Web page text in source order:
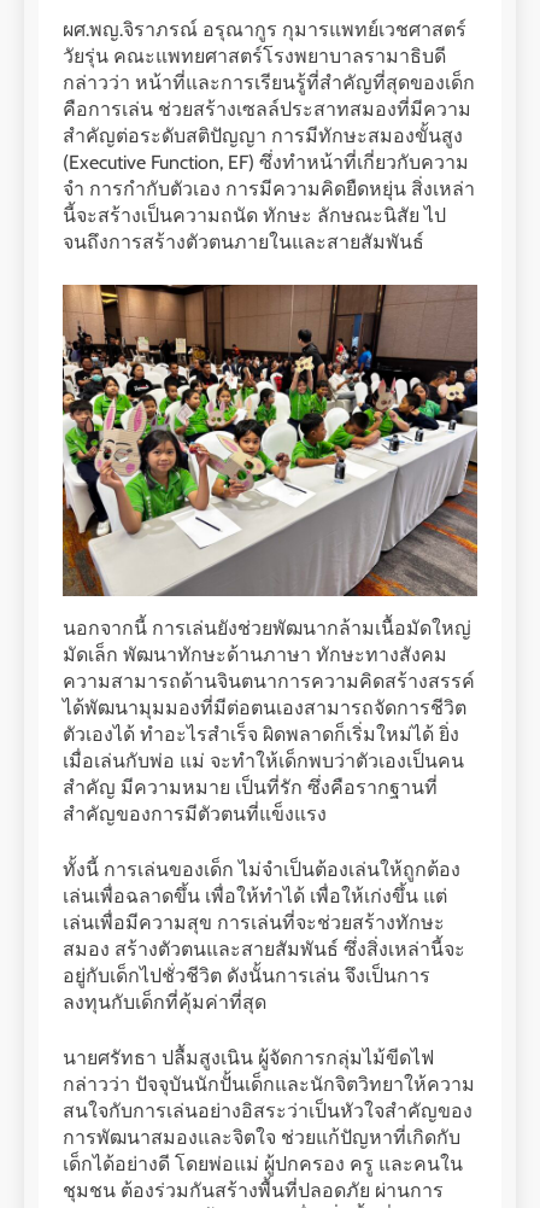
ผศ.พญ.จิราภรณ์ อรุณากูร กุมารแพทย์เวชศาสตร์
วัยรุ่น คณะแพทยศาสตร์โรงพยาบาลรามาธิบดี
กล่าวว่า หน้าที่และการเรียนรู้ที่สำคัญที่สุดของเด็ก
คือการเล่น ช่วยสร้างเซลล์ประสาทสมองที่มีความ
สำคัญต่อระดับสติปัญญา การมีทักษะสมองขั้นสูง
(Executive Function, EF) ซึ่งทำหน้าที่เกี่ยวกับความ
จำ การกำกับตัวเอง การมีความคิดยืดหยุ่น สิ่งเหล่า
นี้จะสร้างเป็นความถนัด ทักษะ ลักษณะนิสัย ไป
จนถึงการสร้างตัวตนภายในและสายสัมพันธ์
นอกจากนี้ การเล่นยังช่วยพัฒนากล้ามเนื้อมัดใหญ่
มัดเล็ก พัฒนาทักษะด้านภาษา ทักษะทางสังคม
ความสามารถด้านจินตนาการความคิดสร้างสรรค์
ได้พัฒนามุมมองที่มีต่อตนเองสามารถจัดการชีวิต
ตัวเองได้ ทำอะไรสำเร็จ ผิดพลาดก็เริ่มใหม่ได้ ยิ่ง
เมื่อเล่นกับพ่อ แม่ จะทำให้เด็กพบว่าตัวเองเป็นคน
สำคัญ มีความหมาย เป็นที่รัก ซึ่งคือรากฐานที่
สำคัญของการมีตัวตนที่แข็งแรง
ทั้งนี้ การเล่นของเด็ก ไม่จำเป็นต้องเล่นให้ถูกต้อง
เล่นเพื่อฉลาดขึ้น เพื่อให้ทำได้ เพื่อให้เก่งขึ้น แต่
เล่นเพื่อมีความสุข การเล่นที่จะช่วยสร้างทักษะ
สมอง สร้างตัวตนและสายสัมพันธ์ ซึ่งสิ่งเหล่านี้จะ
อยู่กับเด็กไปชั่วชีวิต ดังนั้นการเล่น จึงเป็นการ
ลงทุนกับเด็กที่คุ้มค่าที่สุด
นายศรัทธา ปลื้มสูงเนิน ผู้จัดการกลุ่มไม้ขีดไฟ
กล่าวว่า ปัจจุบันนักปั้นเด็กและนักจิตวิทยาให้ความ
สนใจกับการเล่นอย่างอิสระว่าเป็นหัวใจสำคัญของ
การพัฒนาสมองและจิตใจ ช่วยแก้ปัญหาที่เกิดกับ
เด็กได้อย่างดี โดยพ่อแม่ ผู้ปกครอง ครู และคนใน
ชุมชน ต้องร่วมกันสร้างพื้นที่ปลอดภัย ผ่านการ